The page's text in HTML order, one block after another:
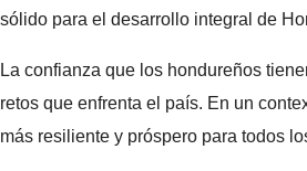
sólido para el desarrollo integral de
La confianza que los hondureños
retos que enfrenta el país. En un
más resiliente y próspero para todos